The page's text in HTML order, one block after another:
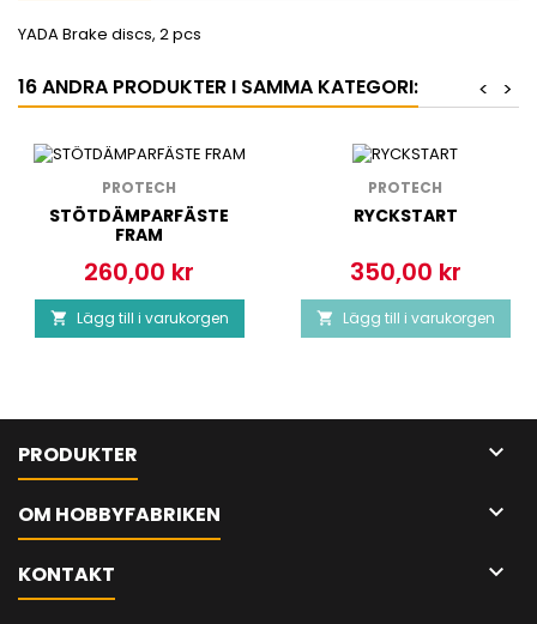
YADA Brake discs, 2 pcs
16 ANDRA PRODUKTER I SAMMA KATEGORI: >
<
PROTECH
STÖTDÄMPARFÄSTE
FRAM
Pris
260,00 kr
 Lägg till i varukorgen
PROTECH
RYCKSTART
Pris
350,00 kr
 Lägg till i varukorgen
PRODUKTER 
OM HOBBYFABRIKEN 
KONTAKT 